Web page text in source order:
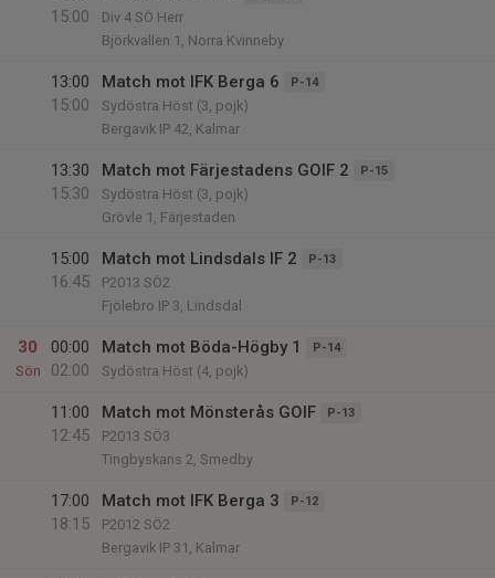
15:00
Div 4 SÖ Herr
Björkvallen 1, Norra Kvinneby
13:00
15:00
Match mot IFK Berga 6 P-14
Sydöstra Höst (3, pojk)
Bergavik IP 42, Kalmar
13:30
15:30
Match mot Färjestadens GOIF 2 P-15
Sydöstra Höst (3, pojk)
Grövle 1, Färjestaden
15:00
16:45
Match mot Lindsdals IF 2 P-13
P2013 SÖ2
Fjölebro IP 3, Lindsdal
30
Sön
00:00
02:00
Match mot Böda-Högby 1 P-14
Sydöstra Höst (4, pojk)
11:00
12:45
Match mot Mönsterås GOIF P-13
P2013 SÖ3
Tingbyskans 2, Smedby
17:00
18:15
Match mot IFK Berga 3 P-12
P2012 SÖ2
Bergavik IP 31, Kalmar